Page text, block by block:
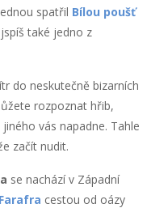
spatřil Bílou poušť
také jedno z
do neskutečně bizarních
rozpoznat hřib,
vás napadne. Tahle
začít nudit.
se nachází v Západní
Farafra cestou od oázy